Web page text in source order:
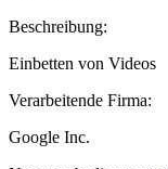
Beschreibung:
Einbetten von Videos
Verarbeitende Firma:
Google Inc.